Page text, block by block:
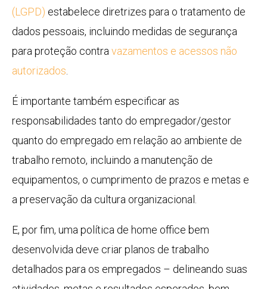
(LGPD) estabelece diretrizes para o tratamento de
dados pessoais, incluindo medidas de segurança
para proteção contra vazamentos e acessos não
autorizados
É importante também especificar as
responsabilidades tanto do empregador/gestor
quanto do empregado em relação ao ambiente de
trabalho remoto, incluindo a manutenção de
equipamentos, o cumprimento de prazos e metas e
a preservação da cultura organizacional.
E, por fim, uma política de home office bem
desenvolvida deve criar planos de trabalho
detalhados para os empregados – delineando suas